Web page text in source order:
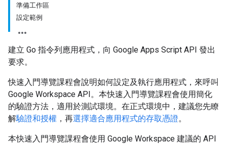
準備工作區
設定範例
建立 Go 指令列應用程式，向 Google Apps Script API 發出
要求。
快速入門導覽課程會說明如何設定及執行應用程式，來呼叫
Google Workspace API。本快速入門導覽課程會使用簡化
的驗證方法，適用於測試環境。在正式環境中，建議您先瞭
解驗證和授權 ，再選擇適合應用程式的存取憑證。
本快速入門導覽課程會使用 Google Workspace 建議的 API